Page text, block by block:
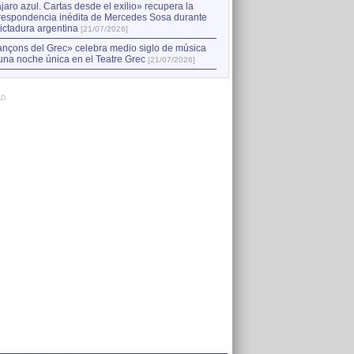
azul. Cartas desde el exilio» recupera la
inédita de Mercedes Sosa durante
argentina [21/07/2026]
del Grec» celebra medio siglo de música
noche única en el Teatre Grec [21/07/2026]